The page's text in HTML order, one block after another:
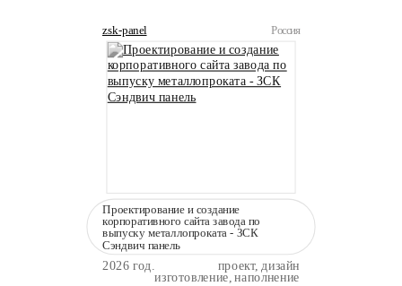
zsk-panel Россия
Проектирование и создание
корпоративного сайта завода по
выпуску металлопроката - ЗСК
Сэндвич панель
2026 год.
проект, дизайн
изготовление, наполнение